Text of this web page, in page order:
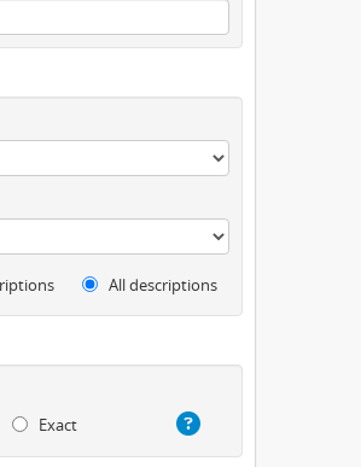
All descriptions
Exact